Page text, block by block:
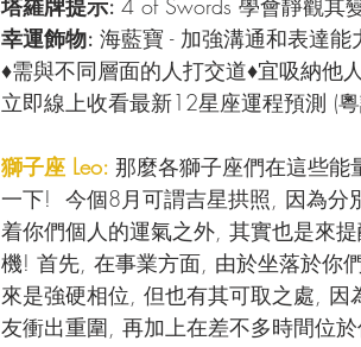
塔羅牌提示: 4 of Swords 學會靜觀其
幸運飾物: 海藍寶 - 加強溝通和表達能
♦需與不同層面的人打交道♦宜吸納他
立即線上收看最新12星座運程預測 (
獅子座 Leo: 那麼各獅子座們在這些能
一下!  今個8月可謂吉星拱照, 因為分
着你們個人的運氣之外, 其實也是來
機! 首先, 在事業方面, 由於坐落於你
來是強硬相位, 但也有其可取之處, 因
友衝出重圍, 再加上在差不多時間位